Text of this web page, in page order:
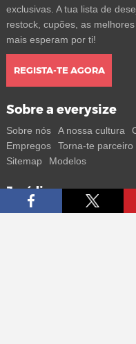
exclusivas. A tua lista de
restock, cupões, as
mais esperam por ti!
REGISTA-TE AGORA
Sobre a everysize
Sobre nós A nossa cultura
Empregos
Torna-te parceiro
Sitemap
Modelos
Jurídico
Termos Privacidade